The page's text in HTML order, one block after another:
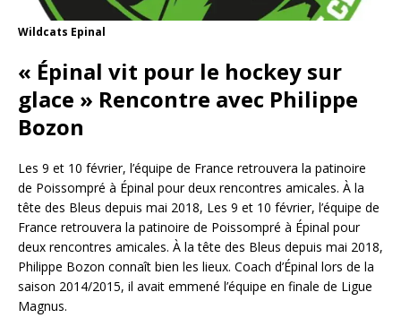
Wildcats Epinal
« Épinal vit pour le hockey sur
glace » Rencontre avec Philippe
Bozon
Les 9 et 10 février, l’équipe de France retrouvera la patinoire
de Poissompré à Épinal pour deux rencontres amicales. À la
tête des Bleus depuis mai 2018, Les 9 et 10 février, l’équipe de
France retrouvera la patinoire de Poissompré à Épinal pour
deux rencontres amicales. À la tête des Bleus depuis mai 2018,
Philippe Bozon connaît bien les lieux. Coach d’Épinal lors de la
saison 2014/2015, il avait emmené l’équipe en finale de Ligue
Magnus.